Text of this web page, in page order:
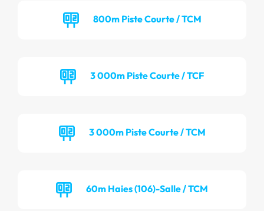
800m Piste Courte / TCM
3 000m Piste Courte / TCF
3 000m Piste Courte / TCM
60m Haies (106)-Salle / TCM